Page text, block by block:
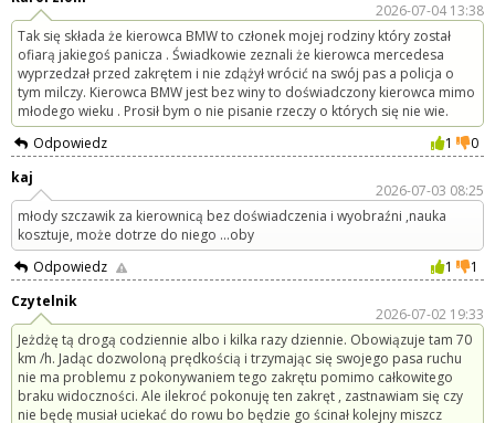
2026-07-04 13:38
Tak się składa że kierowca BMW to członek mojej rodziny który został
ofiarą jakiegoś panicza . Świadkowie zeznali że kierowca mercedesa
wyprzedzał przed zakrętem i nie zdążył wrócić na swój pas a policja o
tym milczy. Kierowca BMW jest bez winy to doświadczony kierowca mimo
młodego wieku . Prosił bym o nie pisanie rzeczy o których się nie wie.
Odpowiedz
1
0
kaj
2026-07-03 08:25
młody szczawik za kierownicą bez doświadczenia i wyobraźni ,nauka
kosztuje, może dotrze do niego ...oby
Odpowiedz
1
1
Czytelnik
2026-07-02 19:33
Jeżdżę tą drogą codziennie albo i kilka razy dziennie. Obowiązuje tam 70
km /h. Jadąc dozwoloną prędkością i trzymając się swojego pasa ruchu
nie ma problemu z pokonywaniem tego zakrętu pomimo całkowitego
braku widoczności. Ale ilekroć pokonuję ten zakręt , zastnawiam się czy
nie będę musiał uciekać do rowu bo będzie go ścinał kolejny miszcz